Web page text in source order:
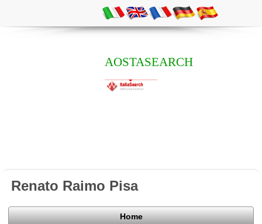
AOSTASEARCH
Renato Raimo Pisa
Home